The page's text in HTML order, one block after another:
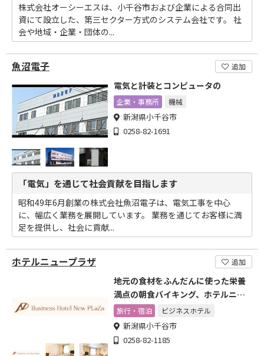
株式会社オーシーエスは、小千谷市および企業による合同出
資にて設立した、第三セクター方式のシステム会社です。 社
会や地域・企業・団体の...
魚沼電子 追加
電気と計装とコンピュータの
企業・事務所 機械
新潟県小千谷市
0258-82-1691
「電気」を通じて社会貢献を目指します
昭和49年6月創業の株式会社魚沼電子は、電気工事を中心
に、幅広く業務を展開しています。 業務を通じてお客様に満
足を提供し、社会に貢献...
ホテルニュープラザ 追加
地元の食材をふんだんに使った栄養
満点の朝食バイキング、ホテルニュ
ープラザ。
旅行・宿泊 ビジネスホテル
新潟県小千谷市
0258-82-1185